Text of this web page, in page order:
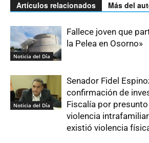
Artículos relacionados Más del
Noticia del Día
Fallece joven que
la Pelea en Osorno»
Noticia del Día
Senador Fidel
confirmación de
Fiscalía por
violencia
existió violencia